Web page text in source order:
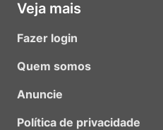
Veja mais
Fazer login
Quem somos
Anuncie
Política de privacidade